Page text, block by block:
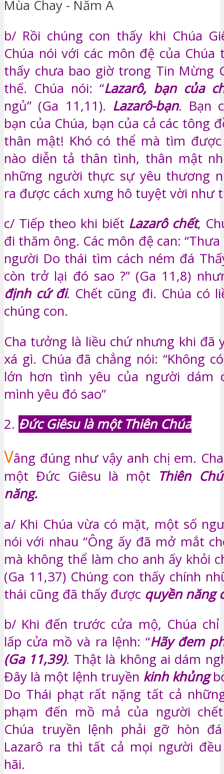
b/ Rồi chúng con thấy khi Chúa
Chúa nói với các môn đệ của Chúa
thấy chưa bao giờ trong Tin Mừng
thế. Chúa nói: “Lazarô, bạn của
ngủ” (Ga 11,11). Lazarô-bạn. Bạn
bạn của Chúa, bạn của cả các tông
thân mật! Khó có thể mà tìm
nào diễn tả thân tình, thân mật
những người thực sự yêu thương
ra được cách xưng hô tuyệt vời như
c/ Tiếp theo khi biết Lazarô chết,
đi thăm ông. Các môn đệ can:
người Do thái tìm cách ném đá
còn trở lại đó sao ?” (Ga 11,8)
định cứ đi. Chết cũng đi. Chúa có
chúng con.
Cha tưởng là liều chứ nhưng khi đã
xá gì. Chúa đã chẳng nói: “Không
lớn hơn tình yêu của người dám
mình yêu đó sao”
2. Đức Giêsu là một Thiên Chúa
Vâng đúng như vậy anh chị em.
một Đức Giêsu là một Thiên
năng.
a/ Khi Chúa vừa có mặt, một số
nói với nhau “Ông ấy đã mở mắt
mà không thể làm cho anh ấy khỏi
(Ga 11,37) Chúng con thấy chính
thái cũng đã thấy được quyền năng
b/ Khi đến trước cửa mộ, Chúa chỉ
lấp cửa mồ và ra lệnh: “Hãy đem
(Ga 11,39). Thật là không ai dám
Đây là một lệnh truyền kinh khủng
Do Thái phạt rất nặng tất cả
phạm đến mồ mả của người
Chúa truyền lệnh phải gỡ hòn
Lazarô ra thì tất cả mọi người
hãi.